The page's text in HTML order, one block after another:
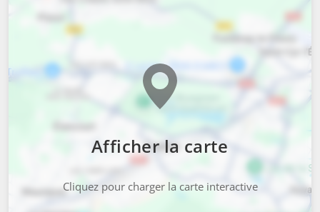
Afficher la carte
Cliquez pour charger la carte interactive